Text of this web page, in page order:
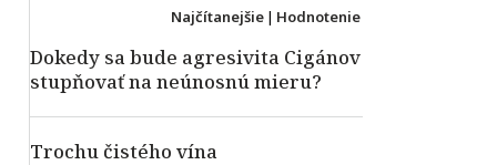
Najčítanejšie | Hodnotenie
Dokedy sa bude agresivita Cigánov
stupňovať na neúnosnú mieru?
Trochu čistého vína